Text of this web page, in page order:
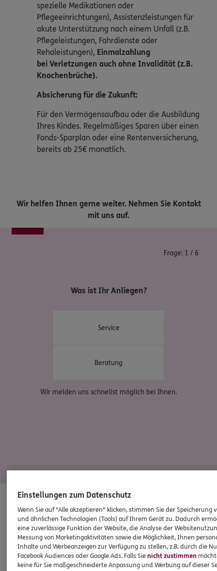
spezielle Medikationen oder
Pflegeeinrichtungen), Assistenzleistungen für
akute Unterstützung nach einem Unfall (z.B.
Pflegeleistungen, Fahrdienste oder
Rehaleistungen), Einmalzahlung
bei Verletzungen auch ohne Invalidität (z.B.
Knochenbrüche).
Absicherung für die Zukunft:
Für den Vermögensaufbau oder die Ausbildung
Ihres Kindes. Regelmäßiges Sparen über einen
Fonds-Sparplan oder eine Rentenversicherung,
bereits ab 25€ monatlich.
Wir helfen Ihnen gerne weiter. Nehmen Sie Kontakt
mit uns auf.
Frage: 1 / 6
Was ist Ihr Anliegen?
Service
Beratung
Wir melden uns schnellst möglich bei Ihnen.
Einstellungen zum Datenschutz
Wenn Sie auf "Alle akzeptieren" klicken, stimmen Sie der Speicherung
und ähnlichen Technologien (Tools) auf Ihrem Gerät zu. Dadurch
eine zuverlässige Funktion der Website, die Analyse der
Messung von Marketingaktivitäten sowie die Möglichkeit, Ihnen
Inhalte und Werbeanzeigen zur Verfügung zu stellen, z.B. durch die
Facebook Audiences oder Google Ads. Falls Sienicht zustimmen
keine für Sie maßgeschneiderte Anpassung und Werbung auf dieser